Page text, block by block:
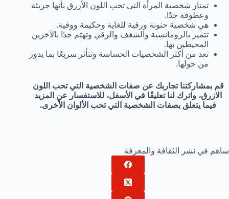
تمتاز شخصية المرأة التي تحب اللون الأزرق بأنها جريئة
وعطوفة جدًا.
هي شخصية حنونة ورقية للغاية وحكيمة ووفية.
تتميز بالرومانسية والشغف والرقي وتهتم جدًا بالآخرين
المحيطين بها.
تعد من أكثر الشخصيات الحساسة وتتأثر سريعًا بما يدور
من حولها.
قم بمشاركتنا تجاربك عن صفات الشخصية التي تحب اللون
الازرق، واترك لنا تعليقًا في الأسفل، للاستفسار عن المزيد
فيما يتعلق بصفات الشخصية التي تحب الألوان الأخرى.
ساهم في نشر الثقافة والمعرفة